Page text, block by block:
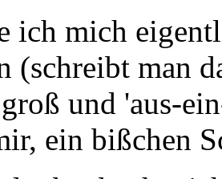
ich mich
(schreibt man
und 'aus-
ein bißchen